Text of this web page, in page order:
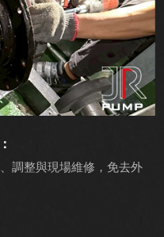
調整與現場維修，免去外